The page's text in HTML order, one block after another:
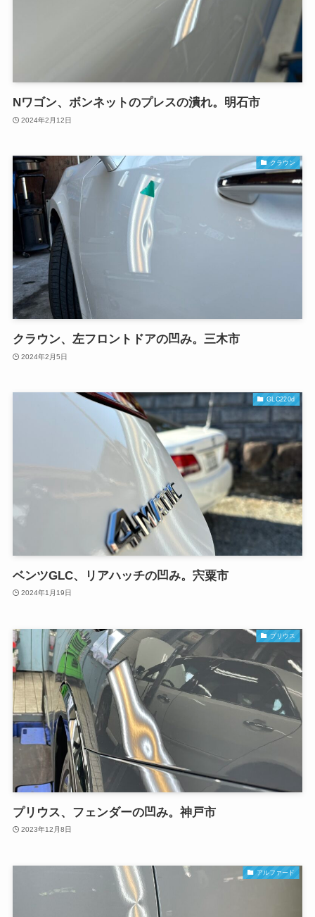
Nワゴン、ボンネットのプレスの潰れ。明石市
2024年2月12日
クラウン
クラウン、左フロントドアの凹み。三木市
2024年2月5日
GLC220d
ベンツGLC、リアハッチの凹み。宍粟市
2024年1月19日
プリウス
プリウス、フェンダーの凹み。神戸市
2023年12月8日
アルファード